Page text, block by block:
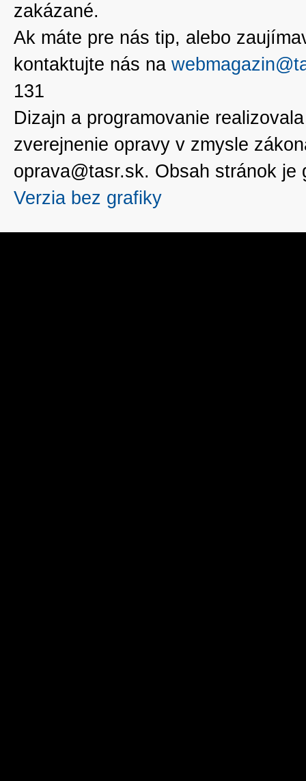
zakázané.
Ak máte pre nás tip, alebo
kontaktujte nás na
131
Dizajn a programovanie
zverejnenie opravy v zmysle
oprava@tasr.sk. Obsah stránok
Verzia bez grafiky